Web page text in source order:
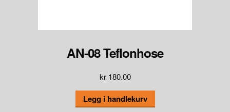
AN-08 Teflonhose
kr180.00
Legg i handlekurv